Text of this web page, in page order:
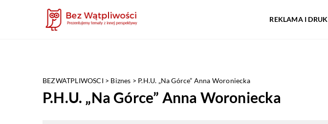
REKLAMA I DRUK
BEZWATPLIWOSCI > Biznes > P.H.U. „Na Górce” Anna Woroniecka
P.H.U. „Na Górce” Anna Woroniecka